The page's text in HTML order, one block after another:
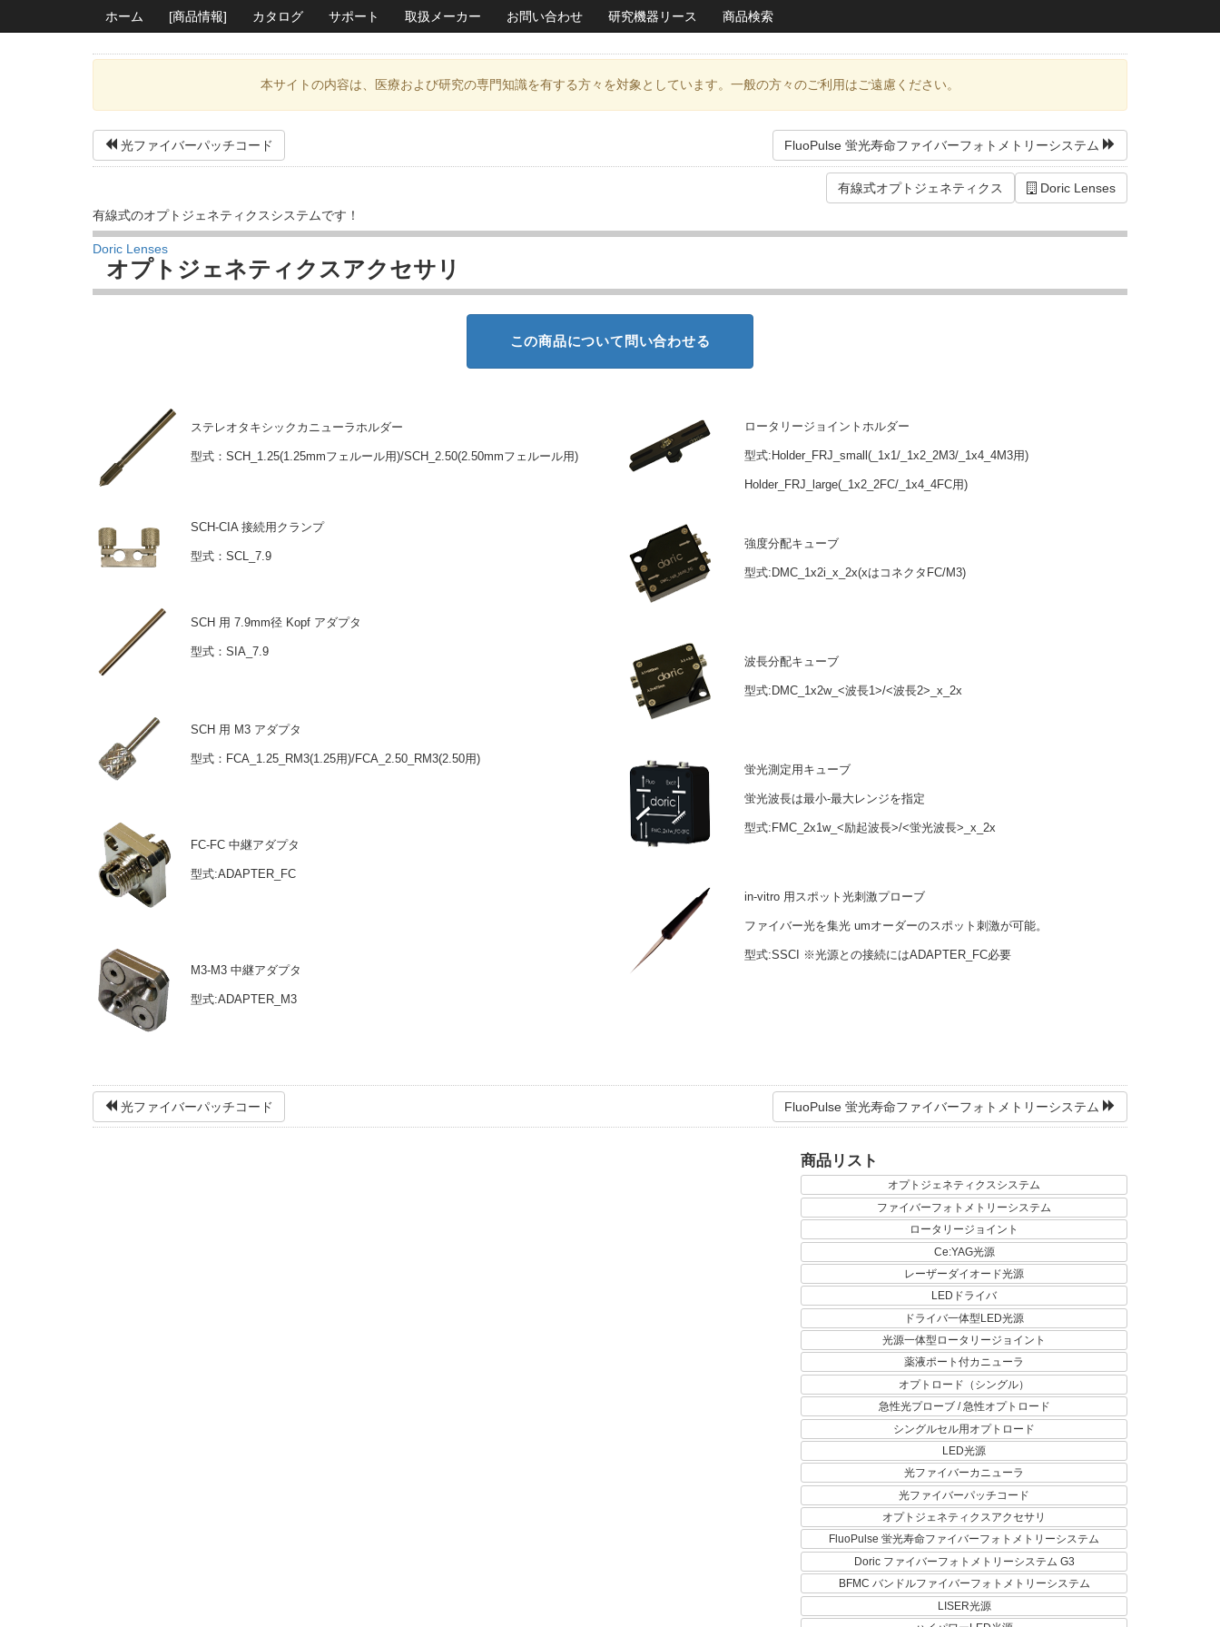
ホーム [商品情報] カタログ サポート 取扱メーカー お問い合わせ 研究機器リース 商品検索
本サイトの内容は、医療および研究の専門知識を有する方々を対象としています。一般の方々のご利用はご遠慮ください。
光ファイバーパッチコード FluoPulse 蛍光寿命ファイバーフォトメトリーシステム
Doric Lenses
有線式オプトジェネティクス
有線式のオプトジェネティクスシステムです！
Doric Lenses
オプトジェネティクスアクセサリ
この商品について問い合わせる
ステレオタキシックカニューラホルダー
型式：SCH_1.25(1.25mmフェルール用)/SCH_2.50(2.50mmフェルール用)
SCH-CIA 接続用クランプ
型式：SCL_7.9
SCH 用 7.9mm径 Kopf アダプタ
型式：SIA_7.9
SCH 用 M3 アダプタ
型式：FCA_1.25_RM3(1.25用)/FCA_2.50_RM3(2.50用)
FC-FC 中継アダプタ
型式:ADAPTER_FC
M3-M3 中継アダプタ
型式:ADAPTER_M3
ロータリージョイントホルダー
型式:Holder_FRJ_small(_1x1/_1x2_2M3/_1x4_4M3用)
Holder_FRJ_large(_1x2_2FC/_1x4_4FC用)
強度分配キューブ
型式:DMC_1x2i_x_2x(xはコネクタFC/M3)
波長分配キューブ
型式:DMC_1x2w_<波長1>/<波長2>_x_2x
蛍光測定用キューブ
蛍光波長は最小-最大レンジを指定
型式:FMC_2x1w_<励起波長>/<蛍光波長>_x_2x
in-vitro 用スポット光刺激プローブ
ファイバー光を集光 umオーダーのスポット刺激が可能。
型式:SSCI ※光源との接続にはADAPTER_FC必要
光ファイバーパッチコード FluoPulse 蛍光寿命ファイバーフォトメトリーシステム
商品リスト
オプトジェネティクスシステム
ファイバーフォトメトリーシステム
ロータリージョイント
Ce:YAG光源
レーザーダイオード光源
LEDドライバ
ドライバ一体型LED光源
光源一体型ロータリージョイント
薬液ポート付カニューラ
オプトロード（シングル）
急性光プローブ / 急性オプトロード
シングルセル用オプトロード
LED光源
光ファイバーカニューラ
光ファイバーパッチコード
オプトジェネティクスアクセサリ
FluoPulse 蛍光寿命ファイバーフォトメトリーシステム
Doric ファイバーフォトメトリーシステム G3
BFMC バンドルファイバーフォトメトリーシステム
LISER光源